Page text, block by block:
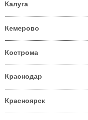
Калуга
Кемерово
Кострома
Краснодар
Красноярск